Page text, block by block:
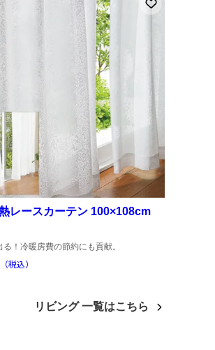
録 お気に入り
レースカーテン 100×108cm
！冷暖房費の節約にも貢献。
（税込）
リビング 一覧はこちら